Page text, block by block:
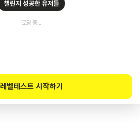
챌린지 성공한 유저들
로딩 중...
레벨테스트 시작하기